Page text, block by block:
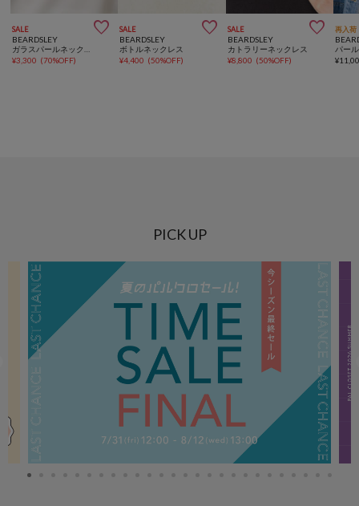
SALE 
BEARDSLEY
¥3,300 (70%OFF)
SALE 
BEARDSLEY
ボトルネックレス
¥4,400 (50%OFF)
SALE 
BEARDSLEY
カトラリーネックレス
¥8,800 (50%OFF)
再入荷
¥
PICK UP